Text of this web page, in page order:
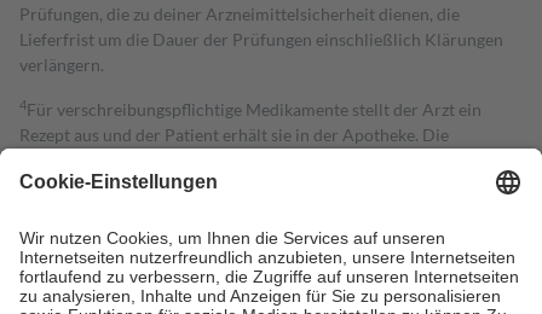
Prüfungen, die zu deiner Arzneimittelsicherheit dienen, die
Lieferfrist um die Dauer der Prüfungen einschließlich Klärungen
verlängern.
4Für verschreibungspflichtige Medikamente stellt der Arzt ein
Rezept aus und der Patient erhält sie in der Apotheke. Die
Kosten dafür, der Versicherte trägt einen Teil davon als Zuzahlung
Grundsätzlich leisten Mitglieder Zuzahlungen in Höhe von zehn
Prozent des Abgabepreises,mindestensjedochfünf Euround
höchstens zehn Euro.Es sind jedoch nie mehr als die tatsächlichen